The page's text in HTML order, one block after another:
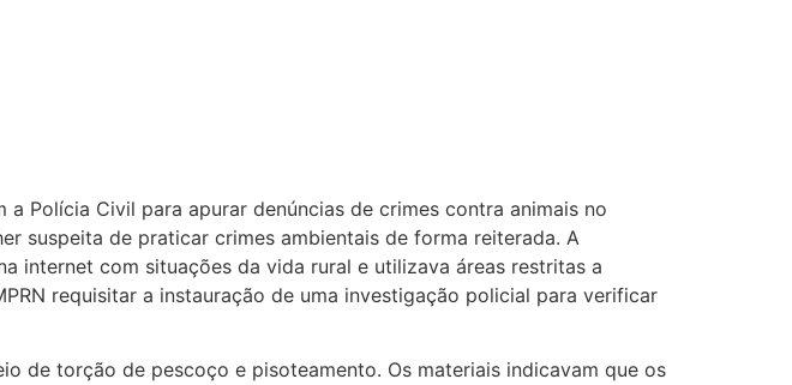
Polícia Civil para apurar denúncias de crimes contra animais no
suspeita de praticar crimes ambientais de forma reiterada. A
internet com situações da vida rural e utilizava áreas restritas a
requisitar a instauração de uma investigação policial para verificar
de torção de pescoço e pisoteamento. Os materiais indicavam que os